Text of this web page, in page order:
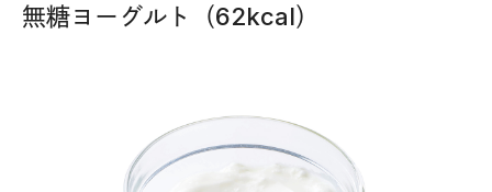
無糖ヨーグルト（62kcal）